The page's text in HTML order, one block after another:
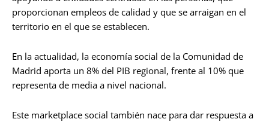
proporcionan empleos de calidad y que se arraigan en el
territorio en el que se establecen.
En la actualidad, la economía social de la Comunidad de
Madrid aporta un 8% del PIB regional, frente al 10% que
representa de media a nivel nacional.
Este marketplace social también nace para dar respuesta a